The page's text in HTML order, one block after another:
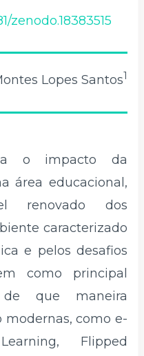
zenodo.18383515
Lopes Santos1
o impacto da
área educacional,
renovado dos
caracterizado
e pelos desafios
como principal
de que maneira
como e-
Flipped